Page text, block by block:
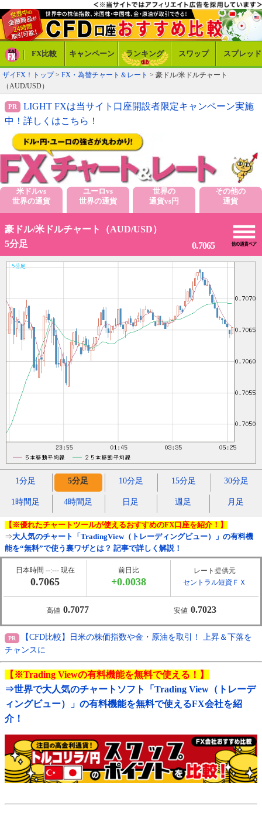
FX比較 キャンペーン ランキング スワップ スプレッド
ザイFX！トップ> FX・為替チャート＆レート > 豪ドル/米ドルチャート
（AUD/USD）
LIGHT FXは当サイト口座開設者限定キャンペーン実施
中！詳しくはこちら！
米ドルvs
世界の通貨
ユーロvs
世界の通貨
世界の
通貨vs円
その他の
通貨
豪ドル/米ドルチャート（AUD/USD）
5分足
0.7065
1分足 5分足 10分足 15分足 30分足
1時間足 4時間足 日足 週足 月足
【※優れたチャートツールが使えるおすすめのFX口座を紹介！】
⇒大人気のチャート「TradingView（トレーディングビュー）」の有料機
能を“無料”で使う裏ワザとは？ 記事で詳しく解説！
日本時間 --:--- 現在
0.7065
前日比
+0.0038
レート提供元
セントラル短資ＦＸ
高値 0.7077 安値 0.7023
【CFD比較】日米の株価指数や金・原油を取引！ 上昇＆下落を
チャンスに
【※Trading Viewの有料機能を無料で使える！】
⇒世界で大人気のチャートソフト「Trading View（トレーデ
ィングビュー）」の有料機能を無料で使えるFX会社を紹
介！